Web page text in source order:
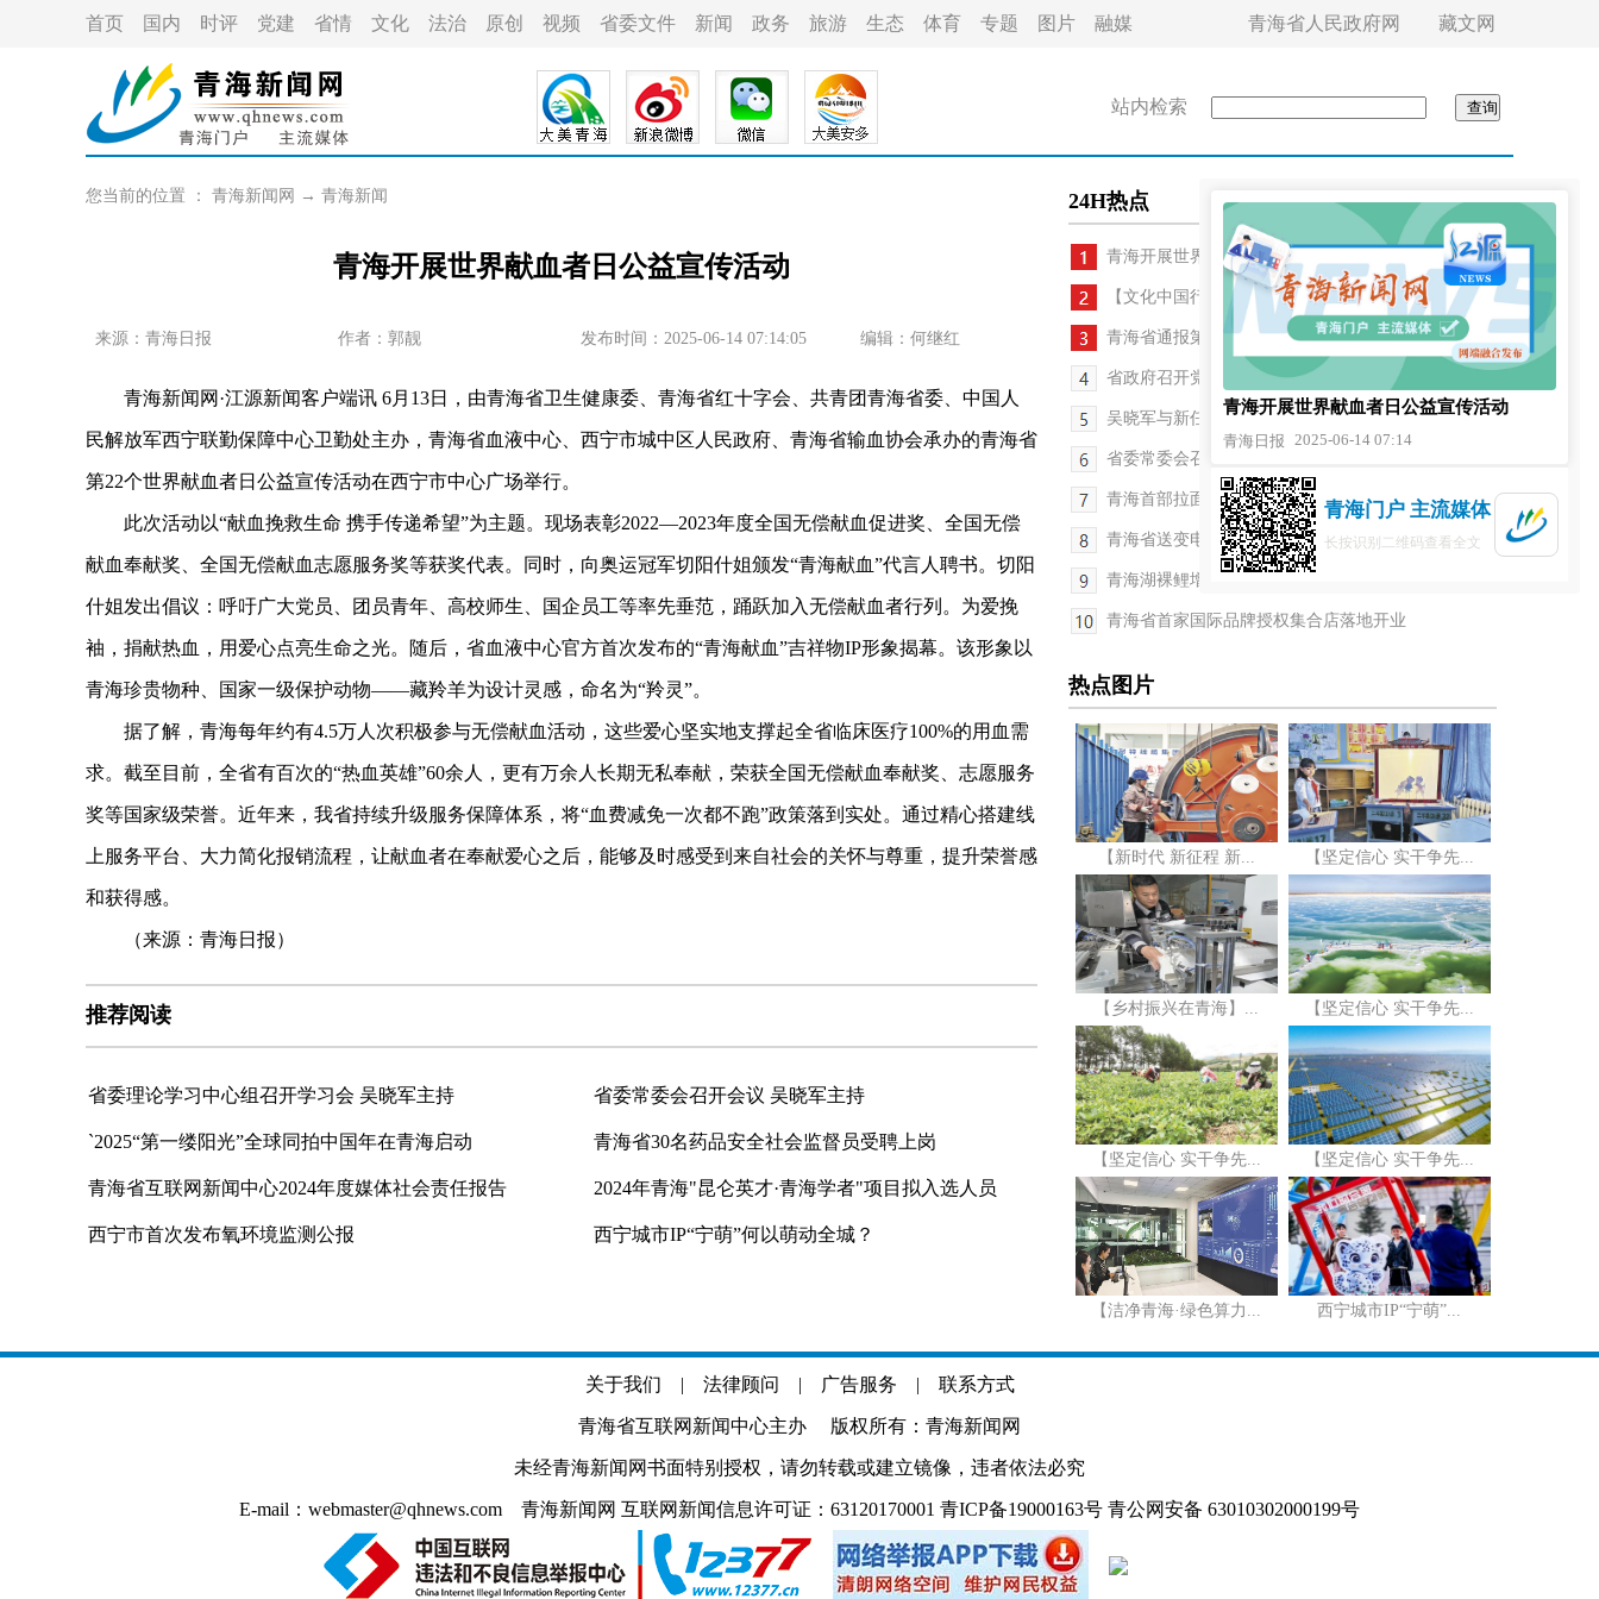
首页 国内 时评 党建 省情 文化 法治 原创 视频 省委文件 新闻 政务 旅游 生态 体育 专题 图片 融媒 青海省人民政府网 藏文网
站内检索
您当前的位置 ： 青海新闻网 → 青海新闻
青海开展世界献血者日公益宣传活动
来源：青海日报 作者： 郭靓 发布时间：2025-06-14 07:14:05 编辑：何继红
青海新闻网·江源新闻客户端讯 6月13日，由青海省卫生健康委、青海省红十字会、共青团青海省委、中国人
民解放军西宁联勤保障中心卫勤处主办，青海省血液中心、西宁市城中区人民政府、青海省输血协会承办的青海省
第22个世界献血者日公益宣传活动在西宁市中心广场举行。
此次活动以“献血挽救生命 携手传递希望”为主题。现场表彰2022—2023年度全国无偿献血促进奖、全国无偿
献血奉献奖、全国无偿献血志愿服务奖等获奖代表。同时，向奥运冠军切阳什姐颁发“青海献血”代言人聘书。切阳
什姐发出倡议：呼吁广大党员、团员青年、高校师生、国企员工等率先垂范，踊跃加入无偿献血者行列。为爱挽
袖，捐献热血，用爱心点亮生命之光。随后，省血液中心官方首次发布的“青海献血”吉祥物IP形象揭幕。该形象以
青海珍贵物种、国家一级保护动物——藏羚羊为设计灵感，命名为“羚灵”。
据了解，青海每年约有4.5万人次积极参与无偿献血活动，这些爱心坚实地支撑起全省临床医疗100%的用血需
求。截至目前，全省有百次的“热血英雄”60余人，更有万余人长期无私奉献，荣获全国无偿献血奉献奖、志愿服务
奖等国家级荣誉。近年来，我省持续升级服务保障体系，将“血费减免一次都不跑”政策落到实处。通过精心搭建线
上服务平台、大力简化报销流程，让献血者在奉献爱心之后，能够及时感受到来自社会的关怀与尊重，提升荣誉感
和获得感。
（来源：青海日报）
推荐阅读
省委理论学习中心组召开学习会 吴晓军主持 省委常委会召开会议 吴晓军主持
`2025“第一缕阳光”全球同拍中国年在青海启动 青海省30名药品安全社会监督员受聘上岗
青海省互联网新闻中心2024年度媒体社会责任报告 2024年青海"昆仑英才·青海学者"项目拟入选人员
西宁市首次发布氧环境监测公报 西宁城市IP“宁萌”何以萌动全城？
24H热点
青海开展世界献血者日公益宣传活动
【文化中国行】古今同“脉” 一路向“新”——写在...
青海省通报第三轮中央生态环境保护督察移交问题追...
省政府召开党组会议和常务会议 罗东川主持
吴晓军与新任职省管领导干部集体廉政谈话时强调 践...
省委常委会召开会议 吴晓军主持
青海首部拉面产业发展条例出台
青海省送变电公司?多措并举筑牢安全防线
青海湖裸鲤增殖放流启动 累计放流裸鲤幼苗超2.1亿尾
青海省首家国际品牌授权集合店落地开业
热点图片
【新时代 新征程 新... 【坚定信心 实干争先...
【乡村振兴在青海】... 【坚定信心 实干争先...
【坚定信心 实干争先... 【坚定信心 实干争先...
【洁净青海·绿色算力... 西宁城市IP“宁萌”...
关于我们 | 法律顾问 | 广告服务 | 联系方式
青海省互联网新闻中心主办 版权所有：青海新闻网
未经青海新闻网书面特别授权，请勿转载或建立镜像，违者依法必究
E-mail：webmaster@qhnews.com 青海新闻网 互联网新闻信息许可证：63120170001 青ICP备19000163号 青公网安备 63010302000199号
青海开展世界献血者日公益宣传活动
青海日报 2025-06-14 07:14
青海门户 主流媒体
长按识别二维码查看全文